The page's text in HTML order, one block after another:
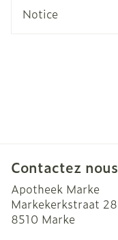
Notice
Contactez nous
Apotheek Marke
Markekerkstraat 28
8510 Marke